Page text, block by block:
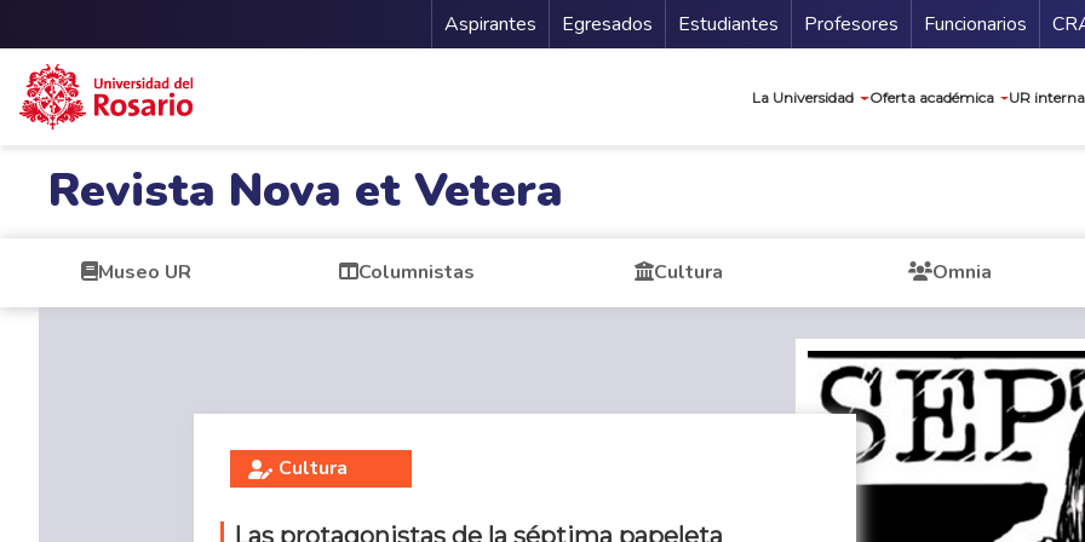
Menu Secundario
Aspirantes Egresados Estudiantes Profesores Funcionarios
La Universidad Oferta académica UR
Revista Nova et Vetera
Museo UR Columnistas Cultura Omnia
Cultura
Las protagonistas de la séptima papeleta